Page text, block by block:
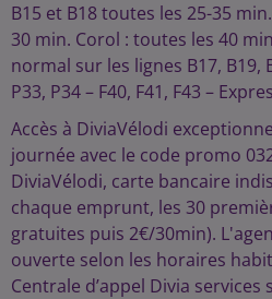
B15 et B18 toutes les 25-35
30 min. Corol : toutes les 40
normal sur les lignes B17, B19,
P33, P34 – F40, F41, F43 –
Accès à DiviaVélodi
journée avec le code promo
DiviaVélodi, carte bancaire
chaque emprunt, les 30
gratuites puis 2€/30min).
ouverte selon les horaires
Centrale d’appel Divia